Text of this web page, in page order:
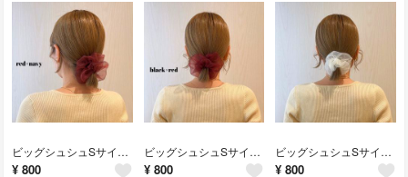
ビッグシュシュSサイズ/レッド×ネイビー
¥ 800
ビッグシュシュSサイズ/ブラック×レッド
¥ 800
ビッグシュシュSサイズ/ホイップ
¥ 800